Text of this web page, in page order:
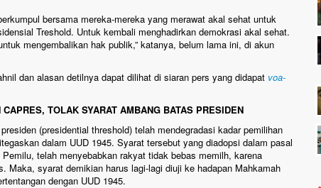
bersama mereka-mereka yang merawat akal sehat untuk
Treshold. Untuk kembali menghadirkan demokrasi akal sehat.
mengembalikan hak publik,” katanya, belum lama ini, di akun
dan alasan detilnya dapat dilihat di siaran pers yang didapat voa-
TOLAK SYARAT AMBANG BATAS PRESIDEN
(presidential threshold) telah mendegradasi kadar pemilihan
dalam UUD 1945. Syarat tersebut yang diadopsi dalam pasal
telah menyebabkan rakyat tidak bebas memilh, karena
Maka, syarat demikian harus lagi-lagi diuji ke hadapan Mahkamah
dengan UUD 1945.